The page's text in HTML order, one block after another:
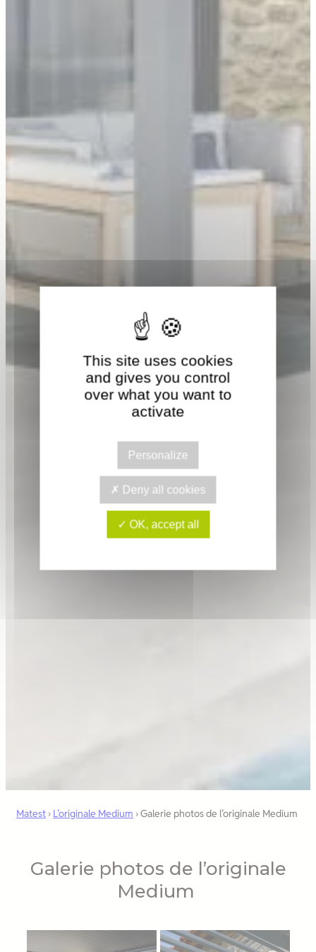
Matest › L’originale Medium ›Galerie photos de l’originale Medium
Galerie photos de l’originale
Medium
This site uses cookies
and gives you control
over what you want to
activate
Personalize
Deny all cookies
OK, accept all